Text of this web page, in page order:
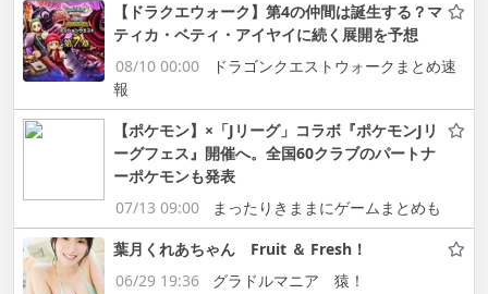
【ドラクエウォーク】第4の仲間は誕生する？マ
ティカ・ベティ・アイヤイに続く展開を予想
08/10 00:00
ドラゴンクエストウォークまとめ速
報
【ポケモン】×「Jリーグ」コラボ『ポケモンJリ
ーグフェス』開催へ。全国60クラブのパートナ
ーポケモンも発表
07/13 09:00
まったりきままにゲームまとめも
葉月くれあちゃん Fruit ＆ Fresh！
06/29 19:36
グラドルマニア 猿！